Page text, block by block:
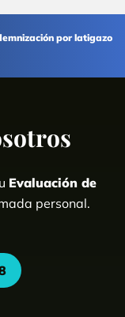
por latigazo
Evaluación de
personal.